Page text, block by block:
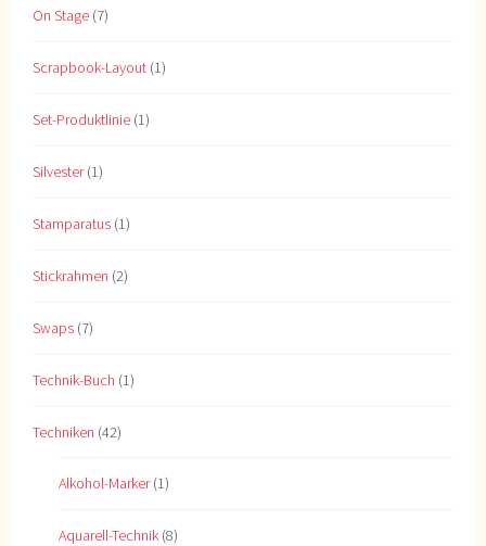
On Stage (7)
Scrapbook-Layout (1)
Set-Produktlinie (1)
Silvester(1)
Stamparatus (1)
Stickrahmen (2)
Swaps (7)
Technik-Buch (1)
Techniken (42)
Alkohol-Marker(1)
Aquarell-Technik (8)